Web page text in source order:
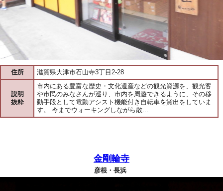
住所 滋賀県大津市石山寺3丁目2-28
説明
抜粋
市内にある豊富な歴史・文化遺産などの観光資源を、観光客
や市民のみなさんが巡り、市内を周遊できるように、その移
動手段として電動アシスト機能付き自転車を貸出をしていま
す。 今までウォーキングしながら散…
金剛輪寺
彦根・長浜